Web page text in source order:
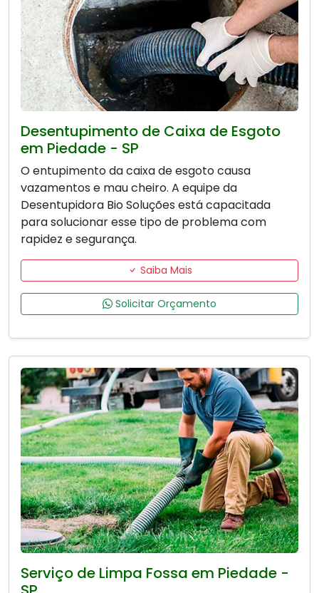
Desentupimento de Caixa de Esgoto
em Piedade - SP
O entupimento da caixa de esgoto causa
vazamentos e mau cheiro. A equipe da
Desentupidora Bio Soluções está capacitada
para solucionar esse tipo de problema com
rapidez e segurança.
Saiba Mais
Solicitar Orçamento
Serviço de Limpa Fossa em Piedade -